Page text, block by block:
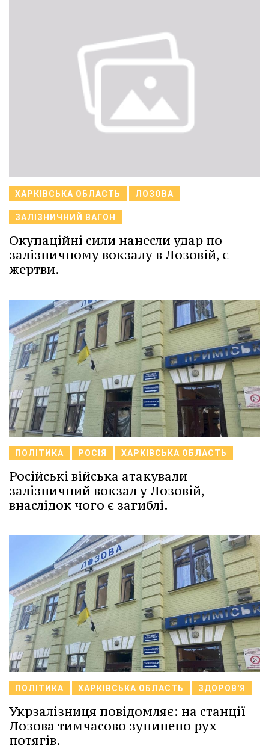
ХАРКІВСЬКА ОБЛАСТЬ ЛОЗОВА
ЗАЛІЗНИЧНИЙ ВАГОН
Окупаційні сили нанесли удар по
залізничному вокзалу в Лозовій, є
жертви.
ПОЛІТИКА РОСІЯ ХАРКІВСЬКА ОБЛАСТЬ
Російські війська атакували
залізничний вокзал у Лозовій,
внаслідок чого є загиблі.
ПОЛІТИКА ХАРКІВСЬКА ОБЛАСТЬ ЗДОРОВ'Я
Укрзалізниця повідомляє: на станції
Лозова тимчасово зупинено рух
потягів.